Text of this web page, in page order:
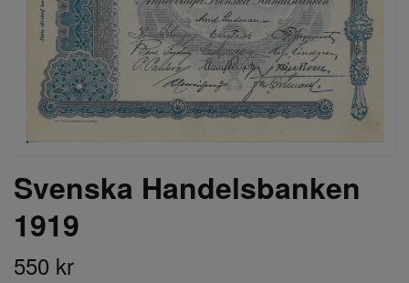
Svenska Handelsbanken
1919
550 kr